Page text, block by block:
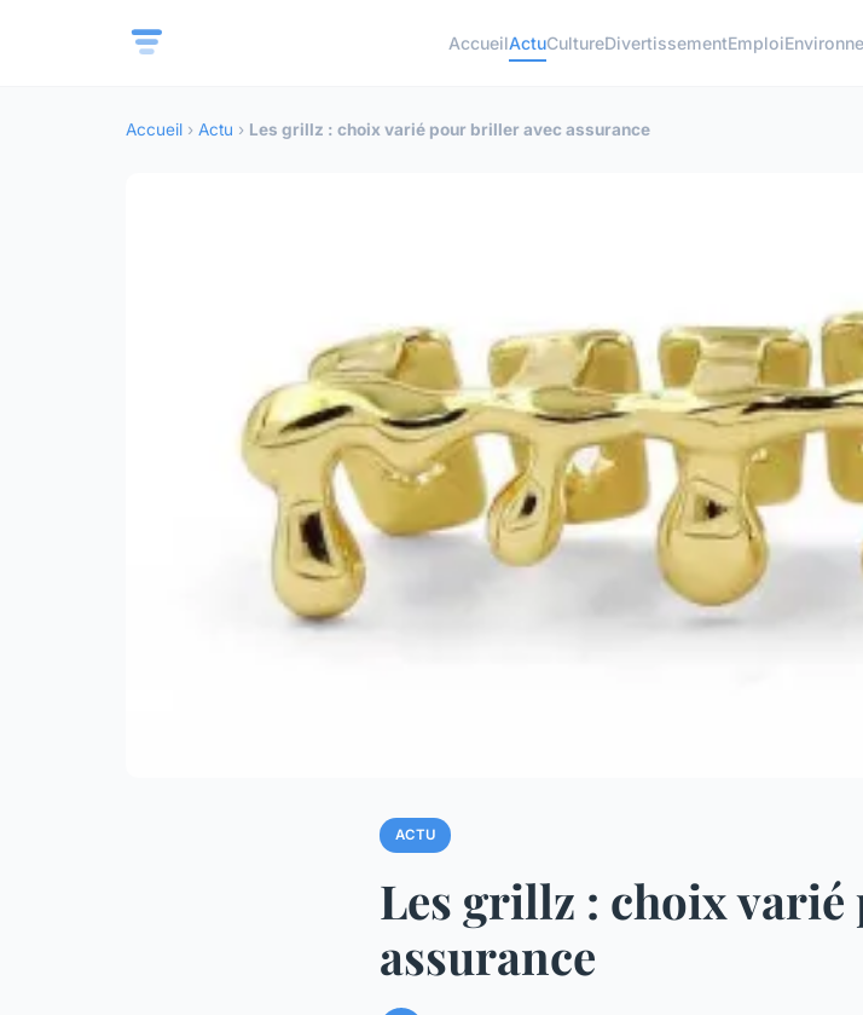
AccueilActuCultureDivertissementEmploi
Accueil › Actu › Les grillz : choix varié pour briller avec assurance
ACTU
Les grillz : choix
assurance